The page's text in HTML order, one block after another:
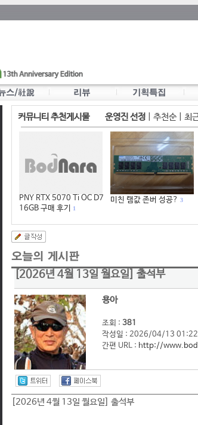
커뮤니티 추천게시물 운영진 선정 추천순| 최
PNY RTX 5070 Ti OC D7
16GB 구매 후기
1
미친 램값 존버 성공? 3
[2026년 4월 13일 월요일] 출석부
용아
조회 : 381
작성일 : 2026/04/13 01:22
간편 URL : http://
[2026년 4월 13일 월요일] 출석부